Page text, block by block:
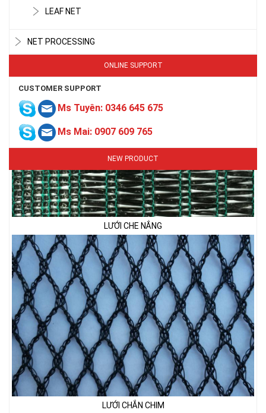
LEAF NET
NET PROCESSING
ONLINE SUPPORT
CUSTOMER SUPPORT
Ms Tuyên: 0346 645 675
Ms Mai: 0907 609 765
NEW PRODUCT
LƯỚI CHE NẮNG